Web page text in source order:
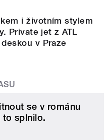
i životním stylem
Private jet z ATL
v Praze
se v románu
to splnilo.